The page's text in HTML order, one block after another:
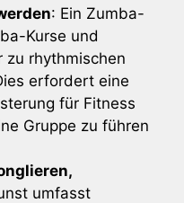
: Ein Zumba-
Kurse und
zu rhythmischen
erfordert eine
für Fitness
Gruppe zu führen
umfasst